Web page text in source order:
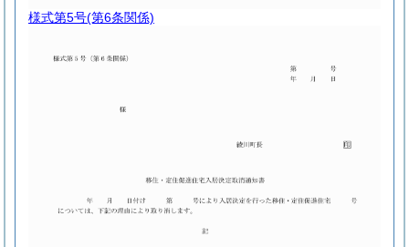
様式第5号(第6条関係)